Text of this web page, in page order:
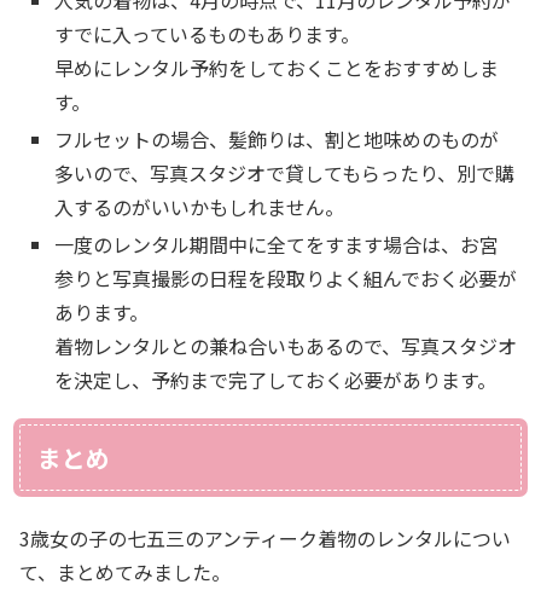
すでに入っているものもあります。
早めにレンタル予約をしておくことをおすすめしま
す。
フルセットの場合、髪飾りは、割と地味めのものが
多いので、写真スタジオで貸してもらったり、別で購
入するのがいいかもしれません。
一度のレンタル期間中に全てをすます場合は、お宮
参りと写真撮影の日程を段取りよく組んでおく必要が
あります。
着物レンタルとの兼ね合いもあるので、写真スタジオ
を決定し、予約まで完了しておく必要があります。
まとめ
3歳女の子の七五三のアンティーク着物のレンタルについ
て、まとめてみました。